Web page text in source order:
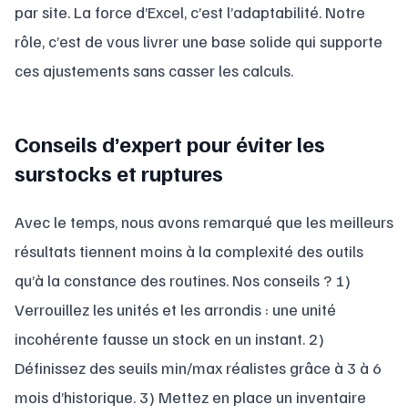
par site. La force d’Excel, c’est l’adaptabilité. Notre
rôle, c’est de vous livrer une base solide qui supporte
ces ajustements sans casser les calculs.
Conseils d’expert pour éviter les
surstocks et ruptures
Avec le temps, nous avons remarqué que les meilleurs
résultats tiennent moins à la complexité des outils
qu’à la constance des routines. Nos conseils ? 1)
Verrouillez les unités et les arrondis : une unité
incohérente fausse un stock en un instant. 2)
Définissez des seuils min/max réalistes grâce à 3 à 6
mois d’historique. 3) Mettez en place un inventaire